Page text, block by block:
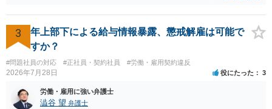
3
年上部下による給与情報暴露、懲戒解雇は可能で
すか？
#問題社員の対応 #正社員・契約社員 #労働・雇用契約違反
2026年7月28日 役にたった 3
労働・雇用に強い弁護士
澁谷 望 弁護士